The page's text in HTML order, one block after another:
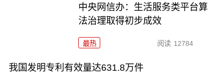
中央网信办：生活服务类平台算
法治理取得初步成效
最热 阅读 12784
我国发明专利有效量达631.8万件